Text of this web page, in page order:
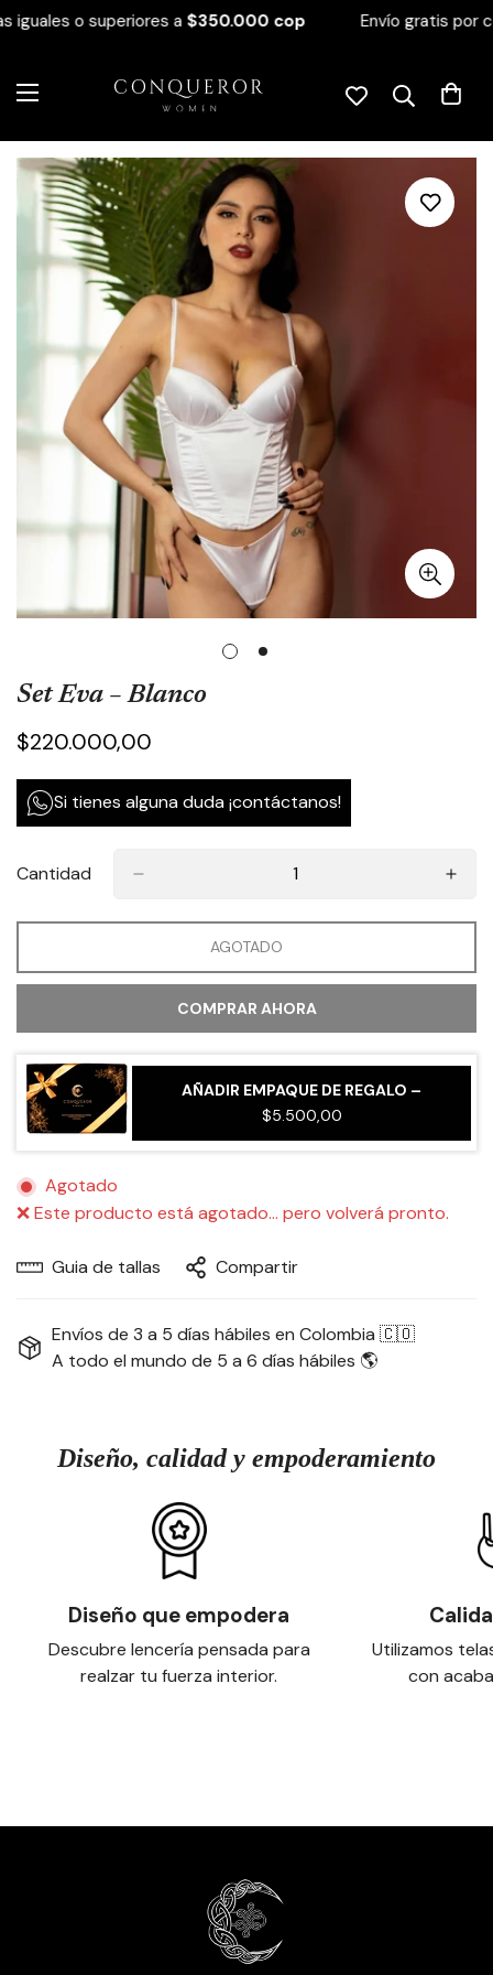
iguales o superiores a$350.000 cop Envío gratis por
Set Eva – Blanco
Precio
$220.000,00
Si tienes alguna duda ¡contáctanos!
Cantidad
AGOTADO
COMPRAR AHORA
AÑADIR EMPAQUE DE REGALO –
$5.500,00
Agotado
❌ Este producto está agotado… pero volverá pronto.
Guia de tallas Compartir
Envíos de 3 a 5 días hábiles en Colombia 🇨🇴
A todo el mundo de 5 a 6 días hábiles 🌎
Diseño, calidad y empoderamiento
Diseño que empodera
Descubre lencería pensada para
realzar tu fuerza interior.
Utilizamos
con